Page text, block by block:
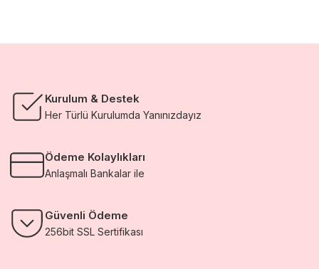
Kurulum & Destek
Her Türlü Kurulumda Yanınızdayız
Ödeme Kolaylıkları
Anlaşmalı Bankalar ile
Güvenli Ödeme
256bit SSL Sertifikası